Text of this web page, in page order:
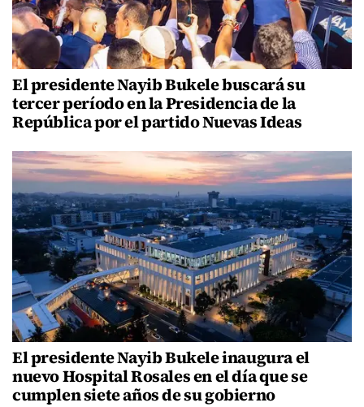
El presidente Nayib Bukele buscará su
tercer período en la Presidencia de la
República por el partido Nuevas Ideas
El presidente Nayib Bukele inaugura el
nuevo Hospital Rosales en el día que se
cumplen siete años de su gobierno